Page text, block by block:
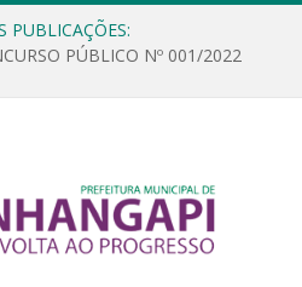
PUBLICAÇÕES:
PÚBLICO Nº 001/2022